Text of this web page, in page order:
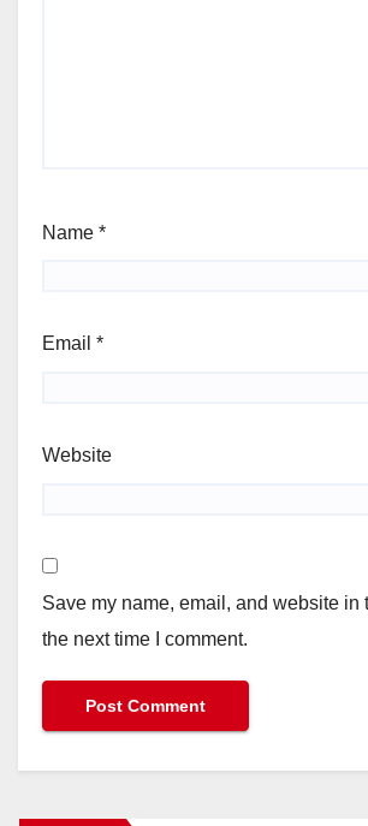
Name *
Email *
Website
Save my name, email, and website in
the next time I comment.